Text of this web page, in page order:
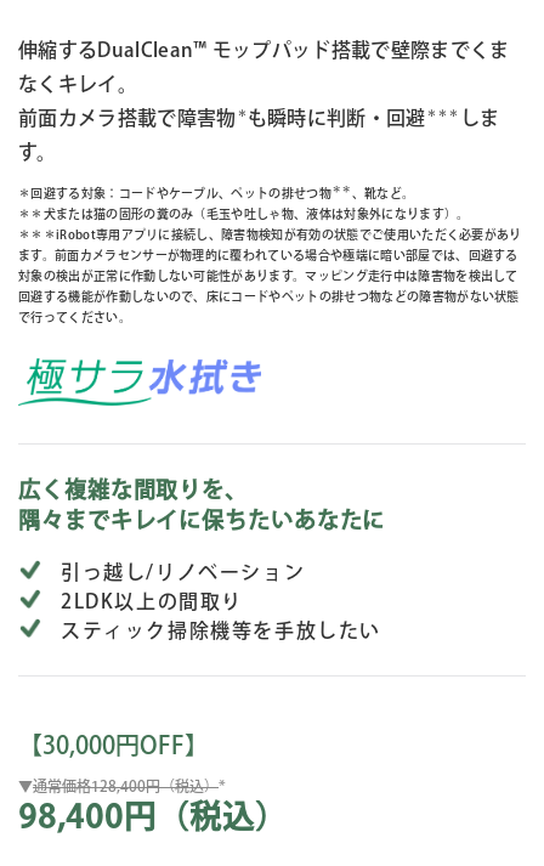
伸縮するDualClean™ モップパッド搭載で壁際までくま
なくキレイ。
前面カメラ搭載で障害物 ＊ も瞬時に判断・回避 ＊＊＊
しま
す。
＊回避する対象：コードやケーブル、ペットの排せつ物＊＊ 、靴など。
＊＊犬または猫の固形の糞のみ（毛玉や吐しゃ物、液体は対象外になります）。
＊＊＊iRobot専用アプリに接続し、障害物検知が有効の状態でご使用いただく必要があり
ます。前面カメラセンサーが物理的に覆われている場合や極端に暗い部屋では、回避する
対象の検出が正常に作動しない可能性があります。マッピング走行中は障害物を検出して
回避する機能が作動しないので、床にコードやペットの排せつ物などの障害物がない状態
で行ってください。
広く複雑な間取りを、
隅々までキレイに保ちたいあなたに
引っ越し/リノベーション
2LDK以上の間取り
スティック掃除機等を手放したい
【30,000円OFF】
▼通常価格128,400円（税込）*
98,400円 （税込）